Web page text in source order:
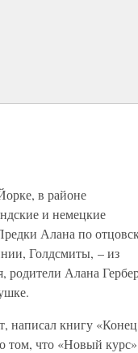
в районе
и немецкие
Алана по
Голдсмиты, – из
родители Алана
написал книгу «Конец
том, что «Новый курс»